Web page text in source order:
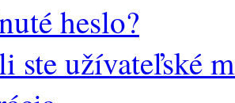
heslo?
ste užívateľské